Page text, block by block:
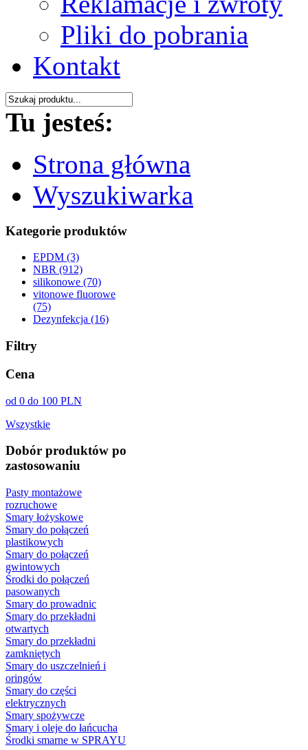
Pliki do pobrania
Kontakt
Tu jesteś:
Strona główna
Wyszukiwarka
Kategorie produktów
EPDM (3)
NBR (912)
silikonowe (70)
vitonowe fluorowe
(75)
Dezynfekcja (16)
Filtry
Cena
od 0 do 100 PLN
Wszystkie
Dobór produktów po
zastosowaniu
Pasty montażowe
rozruchowe
Smary łożyskowe
Smary do połączeń
plastikowych
Smary do połączeń
gwintowych
Środki do połączeń
pasowanych
Smary do prowadnic
Smary do przekładni
otwartych
Smary do przekładni
zamkniętych
Smary do uszczelnień i
oringów
Smary do części
elektrycznych
Smary spożywcze
Smary i oleje do łańcucha
Środki smarne w SPRAYU